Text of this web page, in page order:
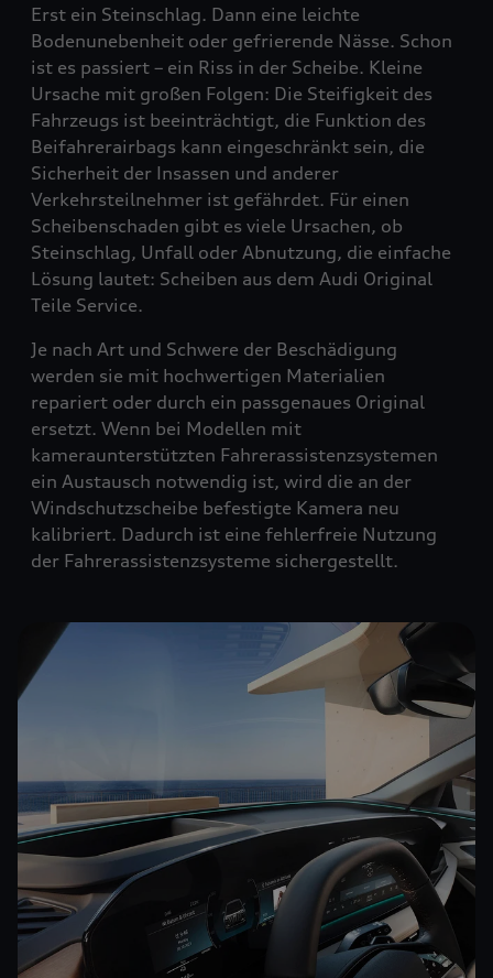
Erst ein Steinschlag. Dann eine leichte
Bodenunebenheit oder gefrierende Nässe. Schon
ist es passiert – ein Riss in der Scheibe. Kleine
Ursache mit großen Folgen: Die Steifigkeit des
Fahrzeugs ist beeinträchtigt, die Funktion des
Beifahrerairbags kann eingeschränkt sein, die
Sicherheit der Insassen und anderer
Verkehrsteilnehmer ist gefährdet. Für einen
Scheibenschaden gibt es viele Ursachen, ob
Steinschlag, Unfall oder Abnutzung, die einfache
Lösung lautet: Scheiben aus dem Audi Original
Teile Service.
Je nach Art und Schwere der Beschädigung
werden sie mit hochwertigen Materialien
repariert oder durch ein passgenaues Original
ersetzt. Wenn bei Modellen mit
kameraunterstützten Fahrerassistenzsystemen
ein Austausch notwendig ist, wird die an der
Windschutzscheibe befestigte Kamera neu
kalibriert. Dadurch ist eine fehlerfreie Nutzung
der Fahrerassistenzsysteme sichergestellt.